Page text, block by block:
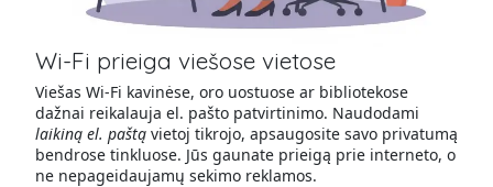
Wi-Fi prieiga viešose vietose
Viešas Wi-Fi kavinėse, oro uostuose ar bibliotekose
dažnai reikalauja el. pašto patvirtinimo. Naudodami
laikiną el. paštąvietoj tikrojo, apsaugosite savo privatumą
bendrose tinkluose. Jūs gaunate prieigą prie interneto, o
ne nepageidaujamų sekimo reklamos.